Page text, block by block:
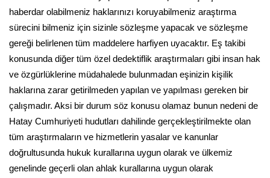
haberdar olabilmeniz haklarınızı koruyabilmeniz araştırma
sürecini bilmeniz için sizinle sözleşme yapacak ve sözleşme
gereği belirlenen tüm maddelere harfiyen uyacaktır. Eş takibi
konusunda diğer tüm özel dedektiflik araştırmaları gibi insan hak
ve özgürlüklerine müdahalede bulunmadan eşinizin kişilik
haklarına zarar getirilmeden yapılan ve yapılması gereken bir
çalışmadır. Aksi bir durum söz konusu olamaz bunun nedeni de
Hatay Cumhuriyeti hudutları dahilinde gerçekleştirilmekte olan
tüm araştırmaların ve hizmetlerin yasalar ve kanunlar
doğrultusunda hukuk kurallarına uygun olarak ve ülkemiz
genelinde geçerli olan ahlak kurallarına uygun olarak